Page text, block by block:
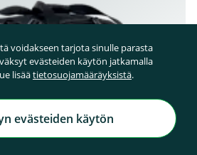
voidakseen tarjota sinulle parasta
evästeiden käytön jatkamalla
lisäätietosuojamääräyksistä.
evästeiden käytön